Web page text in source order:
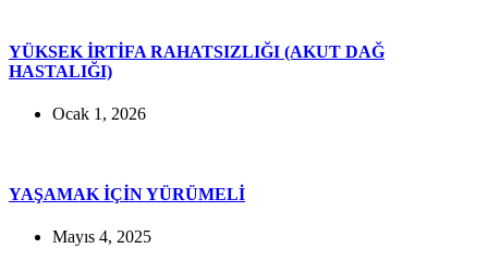
YÜKSEK İRTİFA RAHATSIZLIĞI (AKUT DAĞ
HASTALIĞI)
Ocak 1, 2026
YAŞAMAK İÇİN YÜRÜMELİ
Mayıs 4, 2025